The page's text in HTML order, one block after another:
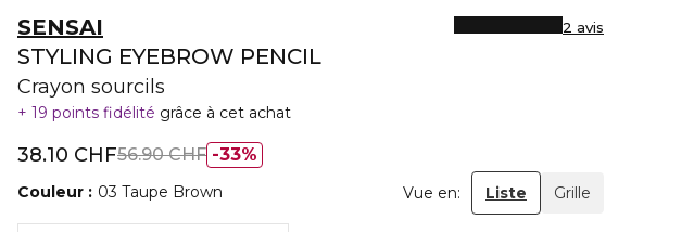
SENSAI
STYLING EYEBROW PENCIL
Crayon sourcils
2 avis
19 points fidélité grâce à cet achat
33%
38.10 CHF56.90 CHF
Couleur 03 Taupe Brown Vue en: Liste Grille